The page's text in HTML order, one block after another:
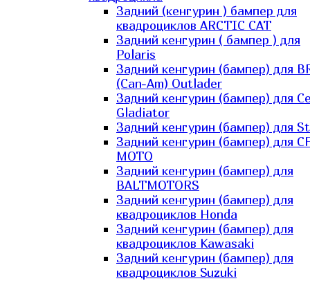
Задний (кенгурин ) бампер для
квадроциклов ARCTIC CAT
Задний кенгурин ( бампер ) для
Polaris
Задний кенгурин (бампер) для
(Can-Am) Outlader
Задний кенгурин (бампер) для
Gladiator
Задний кенгурин (бампер) для
Задний кенгурин (бампер) для
MOTO
Задний кенгурин (бампер) для
BALTMOTORS
Задний кенгурин (бампер) для
квадроциклов Honda
Задний кенгурин (бампер) для
квадроциклов Kawasaki
Задний кенгурин (бампер) для
квадроциклов Suzuki